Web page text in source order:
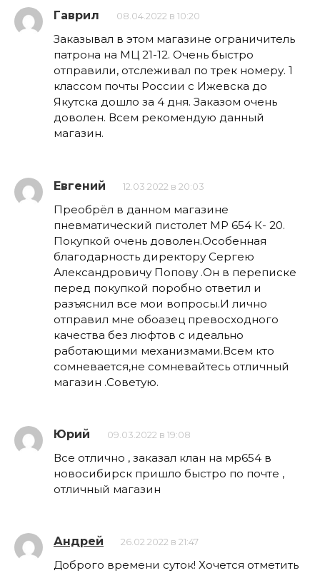
Гаврил 08.04.2022 в 10:20
Заказывал в этом магазине ограничитель
патрона на МЦ 21-12. Очень быстро
отправили, отслеживал по трек номеру. 1
классом почты России с Ижевска до
Якутска дошло за 4 дня. Заказом очень
доволен. Всем рекомендую данный
магазин.
Евгений 12.03.2022 в 20:03
Преобрёл в данном магазине
пневматический пистолет МР 654 К- 20.
Покупкой очень доволен.Особенная
благодарность директору Сергею
Александровичу Попову .Он в переписке
перед покупкой поробно ответил и
разъяснил все мои вопросы.И лично
отправил мне обоазец превосходного
качества без люфтов с идеально
работающими механизмами.Всем кто
сомневается,не сомневайтесь отличный
магазин .Советую.
Юрий 09.03.2022 в 19:08
Все отлично , заказал клан на мр654 в
новосибирск пришло быстро по почте ,
отличный магазин
Андрей 26.02.2022 в 21:47
Доброго времени суток! Хочется отметить